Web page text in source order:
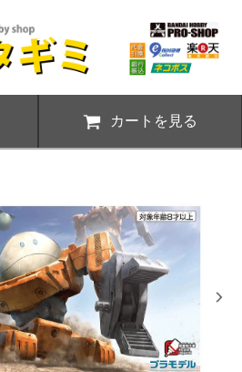
カートを見る